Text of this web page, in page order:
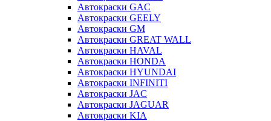
Автокраски GAC
Автокраски GEELY
Автокраски GM
Автокраски GREAT WALL
Автокраски HAVAL
Автокраски HONDA
Автокраски HYUNDAI
Автокраски INFINITI
Автокраски JAC
Автокраски JAGUAR
Автокраски KIA